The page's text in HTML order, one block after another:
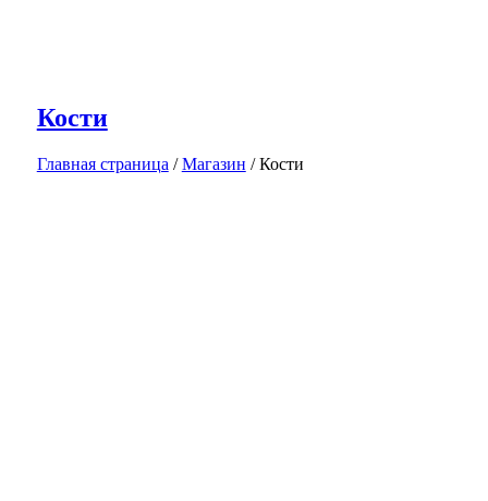
Кости
Главная страница /Магазин /Кости